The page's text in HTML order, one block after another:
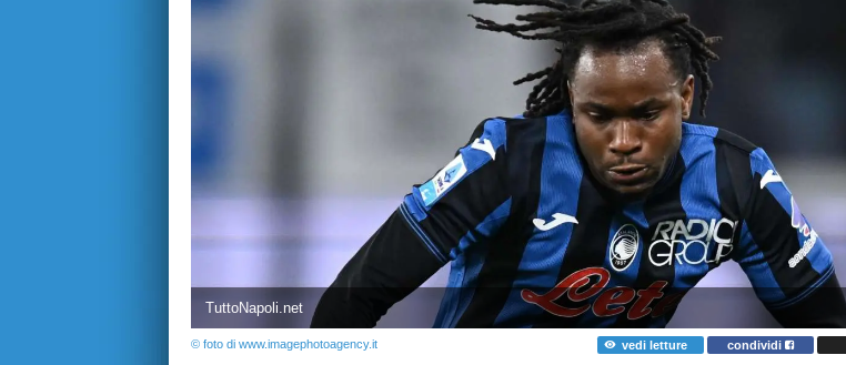
TuttoNapoli.net
© foto di www.imagephotoagency.it vedi letture condividi